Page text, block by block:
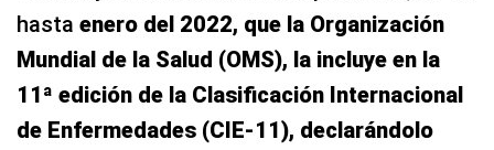
hasta enero del 2022, que la Organización
Mundial de la Salud (OMS), la incluye en la
11ª edición de la Clasificación Internacional
de Enfermedades (CIE-11), declarándolo